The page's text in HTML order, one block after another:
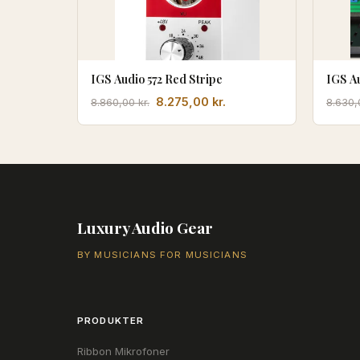
IGS Audio 572 Red Stripe
8.860,00kr. Den
8.275,00 kr.
IGS
Luxury Audio Gear
BY MUSICIANS FOR MUSICIANS
PRODUKTER
Ribbon Mikrofoner